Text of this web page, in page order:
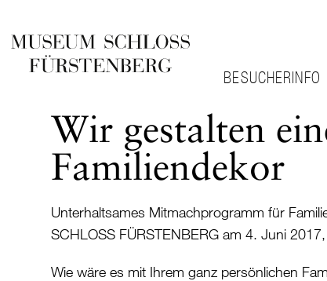
BESUCHERINFO
Wir gestalten
Familiendekor
Unterhaltsames Mitmachprogramm für
SCHLOSS FÜRSTENBERG am 4. Juni
Wie wäre es mit Ihrem ganz persönlichen